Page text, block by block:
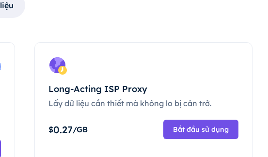
Long-Acting ISP Proxy
Lấy dữ liệu cần thiết mà không lo bị cản trở.
$0.27/GB Bắt đầu sử dụng